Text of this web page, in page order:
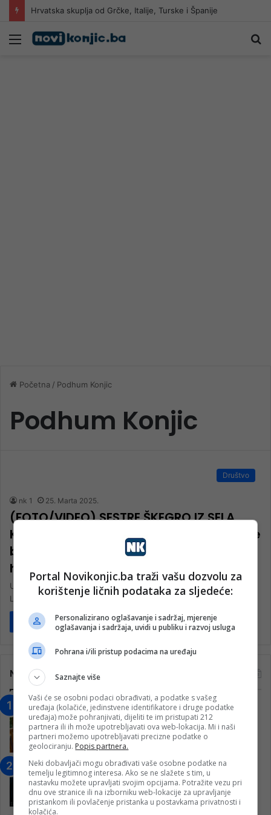
Hrvatska skuplja od Grčke, Italije, Turske i Španije
Meni
Početna / Podhum Konjic
Podhum Konjic
Društvo
nk 1 25. Marta 2025.
(FOTO/VIDEO) SESTRE ŠKEGRO IZ SELA
KOD KONJICA TREBAJU NAŠU POMOĆ Žive
bez struje i vode: Pokrenuta
humanitarna akcija
U malom selu Podhum kod Konjica, tri sestre – Zora, Snježana i
Lena Škegro – žive u trošnoj kući koja…
Pročitaj više
Najčitanije
“Obrazovanje gradi BiH-Jovan Divjak“
– Konjic je u posljednje 22 godine imao
25 ​​stipendista
15. Februara 2023.
Nogometaši Igmana iznenadili
Konjičanke cvijećem i besplatnim
ulazom na utakmicu
7. Marta 2025.
Portal Novikonjic.ba traži vašu dozvolu za
korištenje ličnih podataka za sljedeće:
Personalizirano oglašavanje i sadržaj, mjerenje
oglašavanja i sadržaja, uvidi u publiku i razvoj usluga
Pohrana i/ili pristup podacima na uređaju
Saznajte više
Vaši će se osobni podaci obrađivati, a podatke s vašeg
uređaja (kolačiće, jedinstvene identifikatore i druge podatke
uređaja) može pohranjivati, dijeliti te im pristupati 212
partnera ili ih može upotrebljavati ova web-lokacija. Mi i naši
partneri možemo upotrebljavati precizne podatke o
geolociranju. Popis partnera.
Neki dobavljači mogu obrađivati vaše osobne podatke na
temelju legitimnog interesa. Ako se ne slažete s tim, u
nastavku možete upravljati svojim opcijama. Potražite vezu pri
dnu ove stranice ili na izborniku web-lokacije za upravljanje
pristankom ili povlačenje pristanka u postavkama privatnosti i
kolačića.